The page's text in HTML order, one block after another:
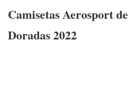
Camisetas Aerosport
Doradas 2022